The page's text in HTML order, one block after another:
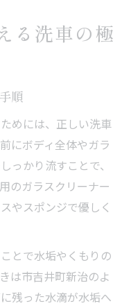
る洗車の極
順
めには、正しい洗車
にボディ全体やガラ
っかり流すことで、
のガラスクリーナー
やスポンジで優しく
とで水垢やくもりの
は市吉井町新治のよ
残った水滴が水垢へ